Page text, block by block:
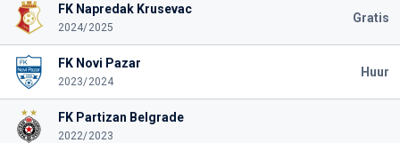
FK Napredak Krusevac
2024/2025
Gratis
FK Novi Pazar
2023/2024
Huur
FK Partizan Belgrade
2022/2023